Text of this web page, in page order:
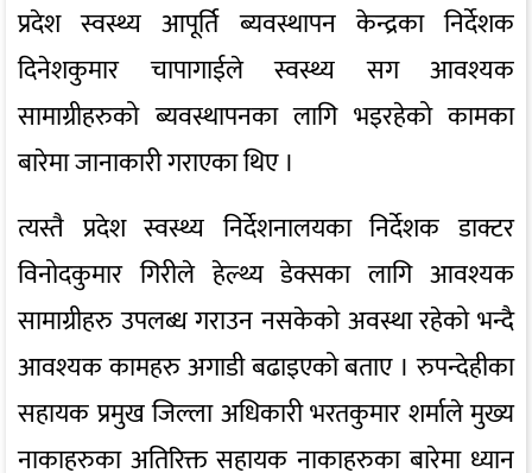
प्रदेश स्वस्थ्य आपूर्ति ब्यवस्थापन केन्द्रका निर्देशक
दिनेशकुमार चापागाईले स्वस्थ्य सग आवश्यक
सामाग्रीहरुको ब्यवस्थापनका लागि भइरहेको कामका
बारेमा जानाकारी गराएका थिए ।
त्यस्तै प्रदेश स्वस्थ्य निर्देशनालयका निर्देशक डाक्टर
विनोदकुमार गिरीले हेल्थ्य डेक्सका लागि आवश्यक
सामाग्रीहरु उपलब्ध गराउन नसकेको अवस्था रहेको भन्दै
आवश्यक कामहरु अगाडी बढाइएको बताए । रुपन्देहीका
सहायक प्रमुख जिल्ला अधिकारी भरतकुमार शर्माले मुख्य
नाकाहरुका अतिरिक्त सहायक नाकाहरुका बारेमा ध्यान